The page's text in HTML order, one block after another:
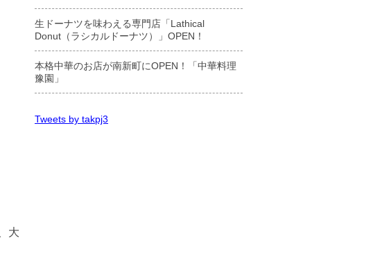
大
生ドーナツを味わえる専門店「Lathical
Donut（ラシカルドーナツ）」OPEN！
本格中華のお店が南新町にOPEN！「中華料理
豫園」
Tweets by takpj3